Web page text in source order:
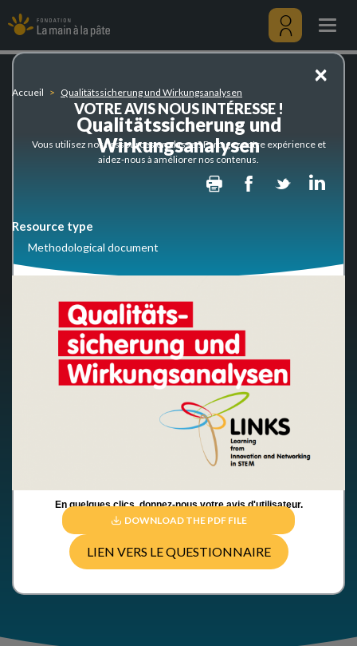
und
Wirkungsanalysen
to
main
content
Menu
Accueil Qualitätssicherung und Wirkungsanalysen
Qualitätssicherung und
Wirkungsanalysen
Print Facebook
Twitter
Resource type
Methodological document
DOWNLOAD THE PDF FILE
×
VOTRE AVIS NOUS INTÉRESSE !
Vous utilisez nos ressources en classe ? Partagez votre expérience et
aidez-nous à améliorer nos contenus.
En quelques clics, donnez-nous votre avis d'utilisateur.
LIEN VERS LE QUESTIONNAIRE